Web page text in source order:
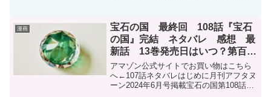
話】「最後の一撃...
漫画
宝石の国 最終回 108話『宝石
の国』完結 ネタバレ 感想 最
新話 13巻発売日はいつ？第百八
話
アマゾン公式サイトでお買い物はこちら
へ←107話ネタバレはじめに月刊アフタヌ
ーン2024年6月号掲載宝石の国第108話